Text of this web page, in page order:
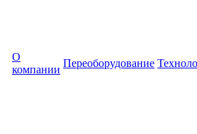
О
компании
Переоборудование